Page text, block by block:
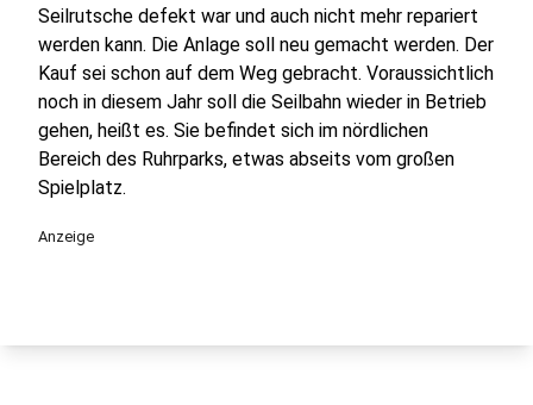
Seilrutsche defekt war und auch nicht mehr repariert
werden kann. Die Anlage soll neu gemacht werden. Der
Kauf sei schon auf dem Weg gebracht. Voraussichtlich
noch in diesem Jahr soll die Seilbahn wieder in Betrieb
gehen, heißt es. Sie befindet sich im nördlichen
Bereich des Ruhrparks, etwas abseits vom großen
Spielplatz.
Anzeige